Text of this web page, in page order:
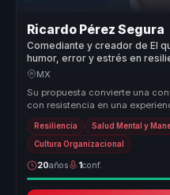
Ricardo Pérez Segura
Comediante y creador de El
humor, error y estrés en
equipos.
MX
Su propuesta convierte una
con resistencia en una
escuchar. Des...
Resiliencia Salud Mental y
Cultura Organizacional
20años 1conf.